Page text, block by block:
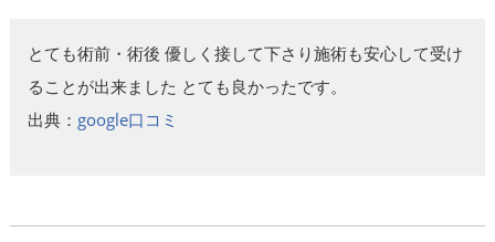
とても術前・術後 優しく接して下さり施術も安心して受け
ることが出来ました とても良かったです。
出典： google口コミ